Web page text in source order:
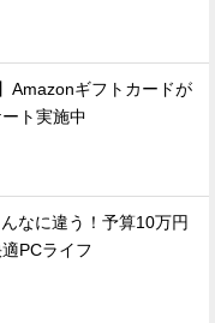
Amazonギフトカードが
ト実施中
なに違う！予算10万円
PCライフ